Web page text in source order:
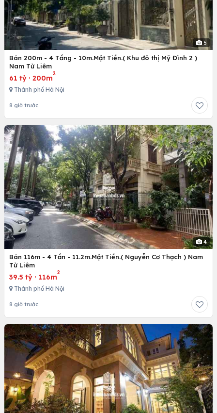
5
Bán 200m - 4 Tầng - 10m.Mặt Tiền.( Khu đô thị Mỹ Đình 2 )
Nam Từ Liêm
61 tỷ · 200m
2
Thành phố Hà Nội
8 giờ trước
4
Bán 116m - 4 Tần - 11.2m.Mặt Tiền.( Nguyễn Cơ Thạch ) Nam
Từ Liêm
39.5 tỷ · 116m
2
Thành phố Hà Nội
8 giờ trước